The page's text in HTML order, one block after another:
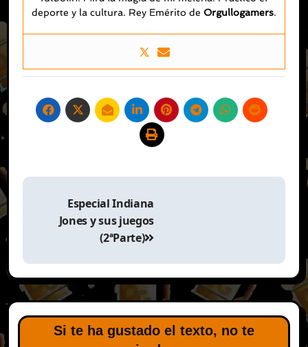
deporte y la cultura. Rey Emérito de Orgullogamers.
Navegación
entradas
Especial Indiana
Jones y sus juegos
(2ªParte)
Si te ha gustado el texto, no te